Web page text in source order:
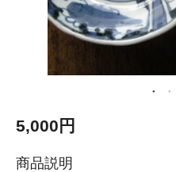
5,000円
商品説明